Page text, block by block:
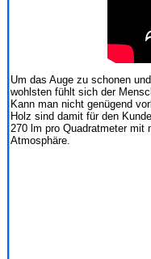
Um das Auge zu schonen
wohlsten fühlt sich der
Kann man nicht genügend
Holz sind damit für den
270 lm pro Quadratmeter
Atmosphäre.